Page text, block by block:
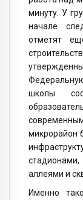
минуту. У
начале
отметят
школы
микрорайон
аллеями и
Именно